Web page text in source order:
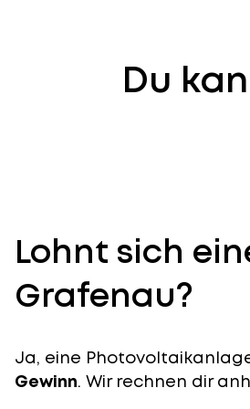
Du
Lohnt sich
Grafenau?
Ja, eine
Gewinn. Wir rechnen dir